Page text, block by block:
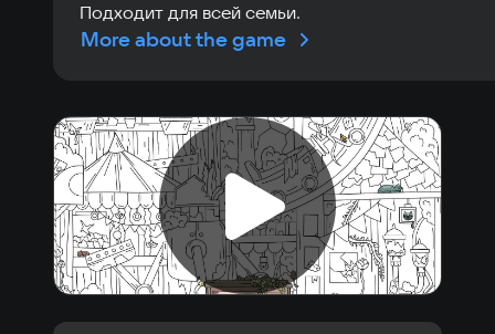
Подходит для всей семьи.
More about the game